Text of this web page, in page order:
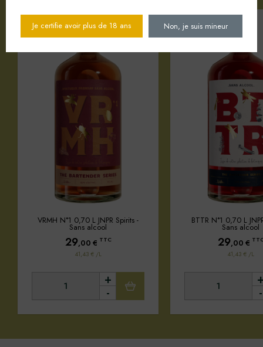
VRMH N°1 0,70 L JNPR Spirits -
Sans alcool
29,00 € TTC
41,43 € /L
-
+
BTTR N°1 0,70 L
Sans alcool
29,00 €
41,43 € /L
-
Je certifie avoir plus de 18 ans Non, je suis mineur